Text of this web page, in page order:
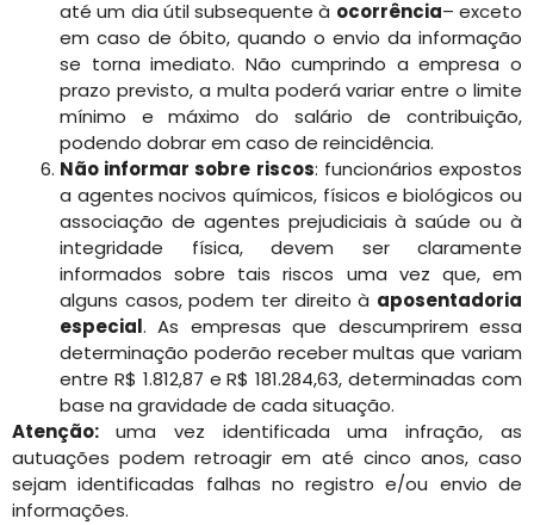
até um dia útil subsequente à ocorrência– exceto
em caso de óbito, quando o envio da informação
se torna imediato. Não cumprindo a empresa o
prazo previsto, a multa poderá variar entre o limite
mínimo e máximo do salário de contribuição,
podendo dobrar em caso de reincidência.
Não informar sobre riscos: funcionários expostos
a agentes nocivos químicos, físicos e biológicos ou
associação de agentes prejudiciais à saúde ou à
integridade física, devem ser claramente
informados sobre tais riscos uma vez que, em
alguns casos, podem ter direito à aposentadoria
especial. As empresas que descumprirem essa
determinação poderão receber multas que variam
entre R$ 1.812,87 e R$ 181.284,63, determinadas com
base na gravidade de cada situação.
Atenção: uma vez identificada uma infração, as
autuações podem retroagir em até cinco anos, caso
sejam identificadas falhas no registro e/ou envio de
informações.